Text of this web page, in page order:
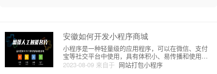
安徽如何开发小程序商城
2023-08-09 来自于 网站打包小程序
小程序是一种轻量级的应用程序，可以在微信、支付
宝等社交平台中使用，具有体积小、易传播和使用方
便等优点。随着社交电商的兴起，越来越多的商家开
始关注小程序商城的开发和推广。本篇文章将介绍安